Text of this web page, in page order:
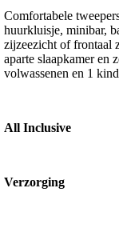
Comfortabele
huurkluisje, minibar,
zijzeezicht of frontaal
aparte slaapkamer en
volwassenen en 1
All Inclusive
Verzorging